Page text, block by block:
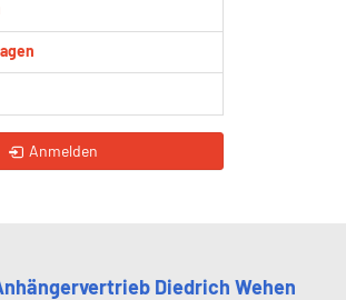
Anmelden
Diedrich Wehen